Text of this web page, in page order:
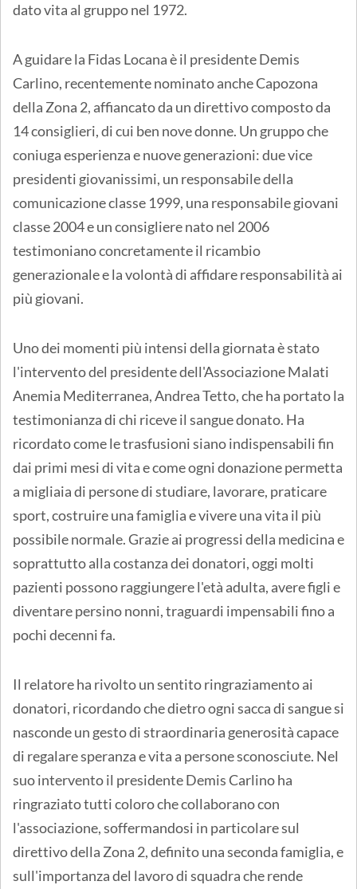
dato vita al gruppo nel 1972.
A guidare la Fidas Locana è il presidente Demis
Carlino, recentemente nominato anche Capozona
della Zona 2, affiancato da un direttivo composto da
14 consiglieri, di cui ben nove donne. Un gruppo che
coniuga esperienza e nuove generazioni: due vice
presidenti giovanissimi, un responsabile della
comunicazione classe 1999, una responsabile giovani
classe 2004 e un consigliere nato nel 2006
testimoniano concretamente il ricambio
generazionale e la volontà di affidare responsabilità ai
più giovani.
Uno dei momenti più intensi della giornata è stato
l'intervento del presidente dell'Associazione Malati
Anemia Mediterranea, Andrea Tetto, che ha portato la
testimonianza di chi riceve il sangue donato. Ha
ricordato come le trasfusioni siano indispensabili fin
dai primi mesi di vita e come ogni donazione permetta
a migliaia di persone di studiare, lavorare, praticare
sport, costruire una famiglia e vivere una vita il più
possibile normale. Grazie ai progressi della medicina e
soprattutto alla costanza dei donatori, oggi molti
pazienti possono raggiungere l'età adulta, avere figli e
diventare persino nonni, traguardi impensabili fino a
pochi decenni fa.
Il relatore ha rivolto un sentito ringraziamento ai
donatori, ricordando che dietro ogni sacca di sangue si
nasconde un gesto di straordinaria generosità capace
di regalare speranza e vita a persone sconosciute. Nel
suo intervento il presidente Demis Carlino ha
ringraziato tutti coloro che collaborano con
l'associazione, soffermandosi in particolare sul
direttivo della Zona 2, definito una seconda famiglia, e
sull'importanza del lavoro di squadra che rende